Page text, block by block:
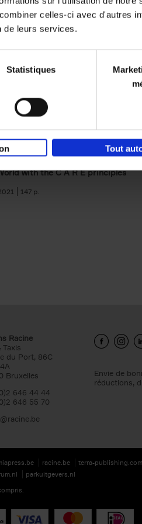
celles-ci avec d'autres
de leurs services.
Statistiques
Tout
like a PRO -
edition
Care?
with the C A R E principles
147
Racine
Taxis
du Port, 86C
Bruxelles
646 44 44
646 55 70
Envie de
réductions,
racine.be
terra-publishing.com
parkuitgevers.nl